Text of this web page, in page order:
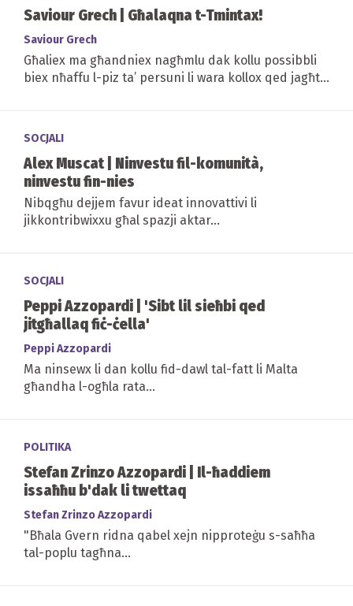
Saviour Grech | Għalaqna t-Tmintax!
Saviour Grech
Għaliex ma għandniex nagħmlu dak kollu possibbli
biex nħaffu l-piz ta’ persuni li wara kollox qed jagħtu
SOCJALI
Alex Muscat | Ninvestu fil-komunità,
ninvestu fin-nies
Nibqgħu dejjem favur ideat innovattivi li
jikkontribwixxu għal spazji aktar...
SOCJALI
Peppi Azzopardi | 'Sibt lil sieħbi qed
jitgħallaq fiċ-ċella'
Peppi Azzopardi
Ma ninsewx li dan kollu fid-dawl tal-fatt li Malta
għandha l-ogħla rata...
POLITIKA
Stefan Zrinzo Azzopardi | Il-ħaddiem
issaħħu b'dak li twettaq
Stefan Zrinzo Azzopardi
"Bħala Gvern ridna qabel xejn nipproteġu s-saħħa
tal-poplu tagħna...